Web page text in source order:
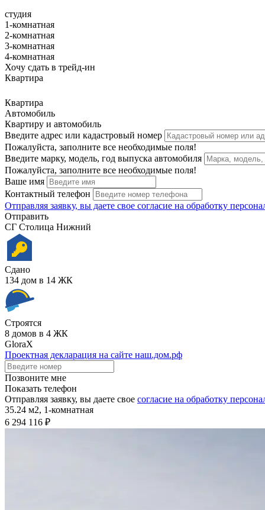
студия
1-комнатная
2-комнатная
3-комнатная
4-комнатная
Хочу сдать в трейд-ин
Квартира
Квартира
Автомобиль
Квартиру и автомобиль
Введите адрес или кадастровый номер
Пожалуйста, заполните все необходимые поля!
Введите марку, модель, год выпуска автомобиля
Пожалуйста, заполните все необходимые поля!
Ваше имя
Контактный телефон
Отправляя заявку, вы даете свое согласие на обработку
Отправить
СГ Столица Нижний
Сдано
134 дом в 14 ЖК
Строятся
8 домов в 4 ЖК
GloraX
Проектная декларация на сайте наш.дом.рф
Позвоните мне
Показать телефон
Отправляя заявку, вы даете свое согласие на обработку
35.24 м2, 1-комнатная
6 294 116 ₽